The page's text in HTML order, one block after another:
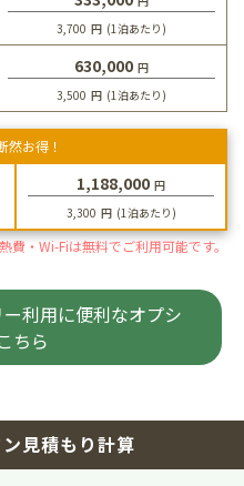
3,700 円 (1泊あたり)
630,000 円
3,500 円 (1泊あたり)
然お得！
1,188,000 円
3,300 円 (1泊あたり)
費・Wi-Fiは無料でご利用可能です。
利用に便利なオプシ
ちら
見積もり計算